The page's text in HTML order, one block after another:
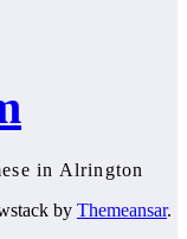
in Alrington
by Themeansar.